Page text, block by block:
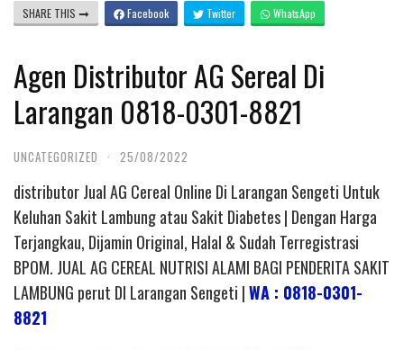
SHARE THIS Facebook Twitter WhatsApp
Agen Distributor AG Sereal Di
Larangan 0818-0301-8821
UNCATEGORIZED · 25/08/2022
distributor Jual AG Cereal Online Di Larangan Sengeti Untuk
Keluhan Sakit Lambung atau Sakit Diabetes | Dengan Harga
Terjangkau, Dijamin Original, Halal & Sudah Terregistrasi
BPOM. JUAL AG CEREAL NUTRISI ALAMI BAGI PENDERITA SAKIT
LAMBUNG perut DI Larangan Sengeti |WA : 0818-0301-
8821